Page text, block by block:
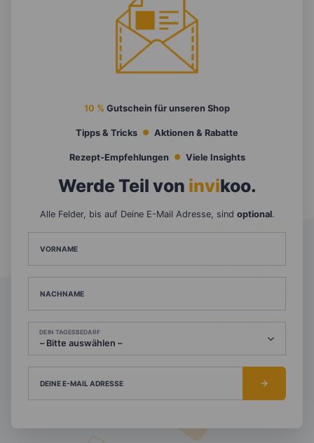
10 % Gutschein für unseren Shop
Tipps & Tricks Aktionen & Rabatte
Rezept-Empfehlungen Viele Insights
Werde Teil von invikoo.
Alle Felder, bis auf Deine E-Mail Adresse, sind optional.
VORNAME
NACHNAME
DEIN TAGESBEDARF
DEINE E-MAIL ADRESSE